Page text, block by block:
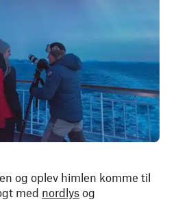
og oplev himlen komme til
med nordlys og